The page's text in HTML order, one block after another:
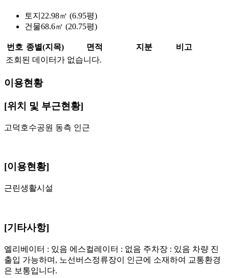
토지 22.98㎡ (6.95평)
건물68.6㎡ (20.75평)
번호 종별(지목) 면적 지분
비고
조회된 데이터가 없습니다.
이용현황
[위치 및 부근현황]
고덕호수공원 동측 인근
[이용현황]
근린생활시설
[기타사항]
엘리베이터 : 있음 에스컬레이터 : 없음 주차장 : 있음 차량 진
출입 가능하며, 노선버스정류장이 인근에 소재하여 교통환경
은 보통입니다.